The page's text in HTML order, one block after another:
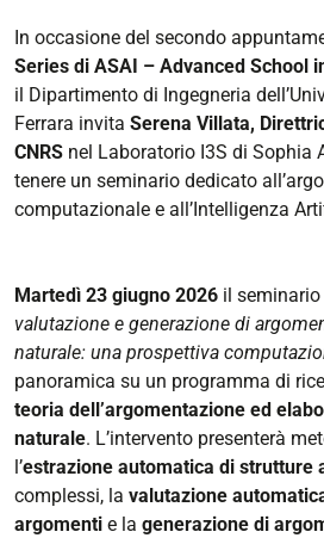
In occasione del secondo
Series di ASAI – Advanced School
il Dipartimento di Ingegneria
Ferrara invita Serena Villata,
CNRS nel Laboratorio I3S di Sophia
tenere un seminario dedicato
computazionale e all’Intelligenza
Martedì 23 giugno 2026 il seminario
valutazione e generazione di
naturale: una prospettiva
panoramica su un programma di
teoria dell’argomentazione ed
naturale. L’intervento presenterà
l’estrazione automatica di strutture
complessi, la valutazione
argomenti e la generazione di